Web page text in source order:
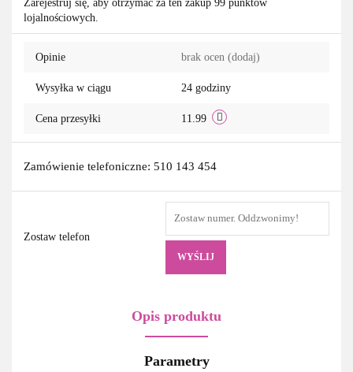
Zarejestruj się, aby otrzymać za ten zakup 99 punktów
lojalnościowych.
Opinie brak ocen (dodaj)
Wysyłka w ciągu 24 godziny
Cena przesyłki 11.99
Zamówienie telefoniczne: 510 143 454
Zostaw telefon
WYŚLIJ
Opis produktu
Parametry